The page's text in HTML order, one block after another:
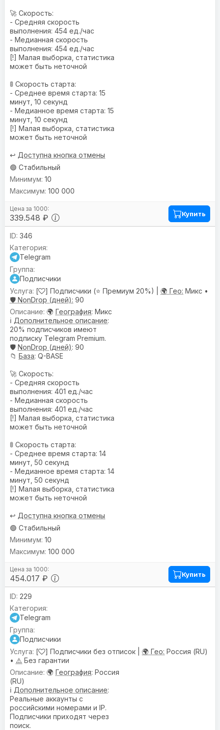
🚀 Скорость:
- Средняя скорость
выполнения: 454 ед./час
- Медианная скорость
выполнения: 454 ед./час
[!] Малая выборка, статистика
может быть неточной
🚦 Скорость старта:
- Среднее время старта: 15
минут, 10 секунд
- Медианное время старта: 15
минут, 10 секунд
[!] Малая выборка, статистика
может быть неточной
↩️ Доступна кнопка отмены
🟢 Стабильный
339.548 ₽
10
100 000
Купить
346
Telegram
Подписчики
[
] Подписчики (⭐ Премиум 20%) | 🌍 Гео: Микс •
🛡️ NonDrop (дней): 90
🌍 География: Микс
ℹ️ Дополнительное описание:
20% подписчиков имеют
подписку Telegram Premium.
🛡️ NonDrop (дней): 90
📁 База: Q-BASE
🚀 Скорость:
- Средняя скорость
выполнения: 401 ед./час
- Медианная скорость
выполнения: 401 ед./час
[!] Малая выборка, статистика
может быть неточной
🚦 Скорость старта:
- Среднее время старта: 14
минут, 50 секунд
- Медианное время старта: 14
минут, 50 секунд
[!] Малая выборка, статистика
может быть неточной
↩️ Доступна кнопка отмены
🟢 Стабильный
454.017 ₽
10
100 000
Купить
229
Telegram
Подписчики
[
] Подписчики без отписок | 🌍 Гео: Россия (RU)
• ⚠️ Без гарантии
🌍 География: Россия
(RU)
ℹ️ Дополнительное описание:
Реальные аккаунты с
российскими номерами и IP.
Подписчики приходят через
поиск.